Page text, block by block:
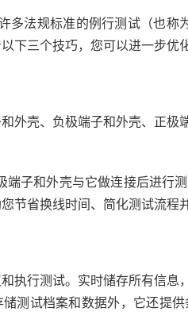
法规标准的例行测试（也
下三个技巧，您可以进一步优
壳、负极端子和外壳、正
子和外壳与它做连接后进行
节省换线时间、简化测试流程
行测试。实时储存所有信
储测试档案和数据外，它还提